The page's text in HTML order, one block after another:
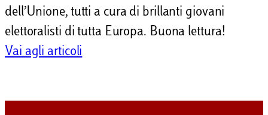
dell’Unione, tutti a cura di brillanti giovani
elettoralisti di tutta Europa. Buona lettura!
Vai agli articoli